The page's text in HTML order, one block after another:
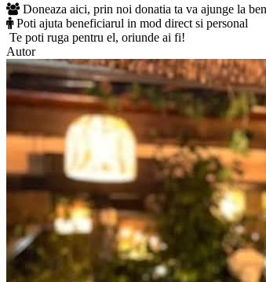
Doneaza aici, prin noi donatia ta va ajunge la
Poti ajuta beneficiarul in mod direct si personal
Te poti ruga pentru el, oriunde ai fi!
Autor